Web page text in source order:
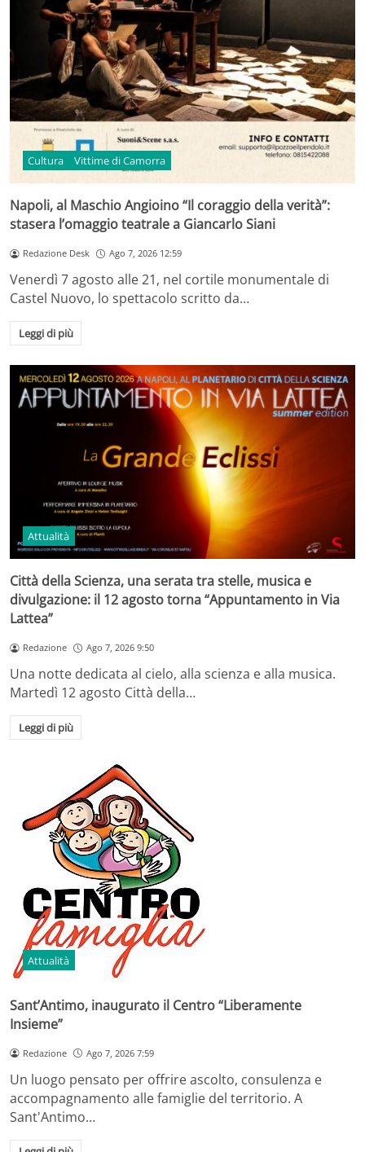
Cultura Vittime di Camorra
Napoli, al Maschio Angioino “Il coraggio della verità”:
stasera l’omaggio teatrale a Giancarlo Siani
Redazione Desk Ago 7, 2026 12:59
Venerdì 7 agosto alle 21, nel cortile monumentale di
Castel Nuovo, lo spettacolo scritto da…
Leggi di più
Attualità
Città della Scienza, una serata tra stelle, musica e
divulgazione: il 12 agosto torna “Appuntamento in Via
Lattea”
Redazione Ago 7, 2026 9:50
Una notte dedicata al cielo, alla scienza e alla musica.
Martedì 12 agosto Città della…
Leggi di più
Attualità
Sant’Antimo, inaugurato il Centro “Liberamente
Insieme”
Redazione Ago 7, 2026 7:59
Un luogo pensato per offrire ascolto, consulenza e
accompagnamento alle famiglie del territorio. A
Sant'Antimo…